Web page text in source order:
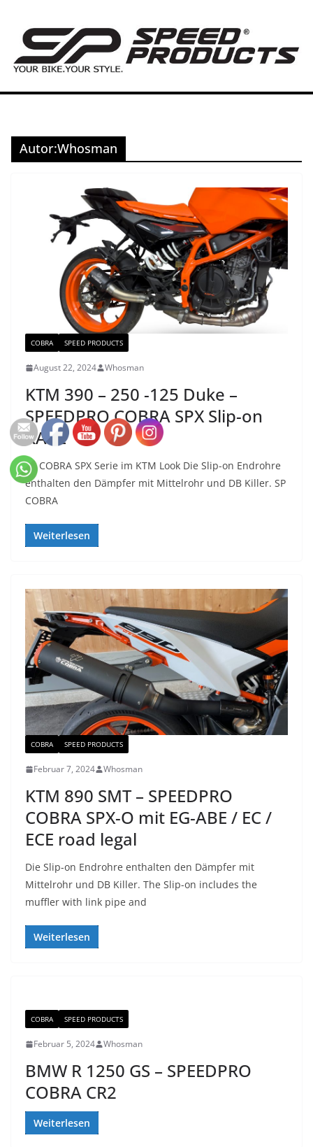
Inhalt
springen
Autor:Whosman
COBRA SPEED PRODUCTS
August 22, 2024 Whosman
KTM 390 – 250 -125 Duke –
SPEEDPRO COBRA SPX Slip-on
RACE
SP COBRA SPX Serie im KTM Look Die Slip-on Endrohre
enthalten den Dämpfer mit Mittelrohr und DB Killer. SP
COBRA
Weiterlesen
COBRA SPEED PRODUCTS
Februar 7, 2024 Whosman
KTM 890 SMT – SPEEDPRO
COBRA SPX-O mit EG-ABE / EC /
ECE road legal
Die Slip-on Endrohre enthalten den Dämpfer mit
Mittelrohr und DB Killer. The Slip-on includes the
muffler with link pipe and
Weiterlesen
COBRA SPEED PRODUCTS
Februar 5, 2024 Whosman
BMW R 1250 GS – SPEEDPRO
COBRA CR2
Weiterlesen